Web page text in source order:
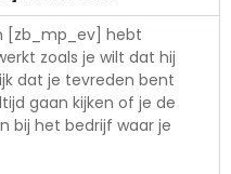
[zb_mp_ev] hebt
zoals je wilt dat hij
dat je tevreden bent
gaan kijken of je de
bij het bedrijf waar je